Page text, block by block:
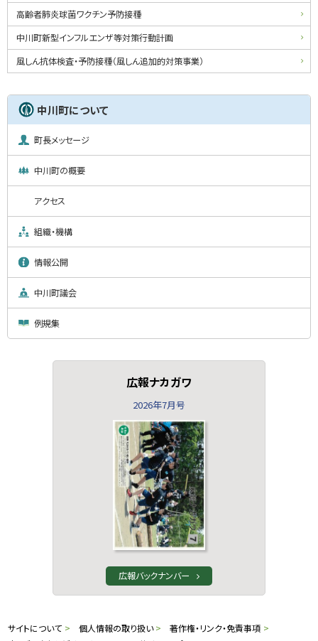
高齢者肺炎球菌ワクチン予防接種
中川町新型インフルエンザ等対策行動計画
風しん抗体検査・予防接種（風しん追加的対策事業）
中川町について
町長メッセージ
中川町の概要
アクセス
組織・機構
情報公開
中川町議会
例規集
広報ナカガワ
2026年7月号
広報バックナンバー
サ
サイトについて 個人情報の取り扱い
著作権・リンク・免責事項